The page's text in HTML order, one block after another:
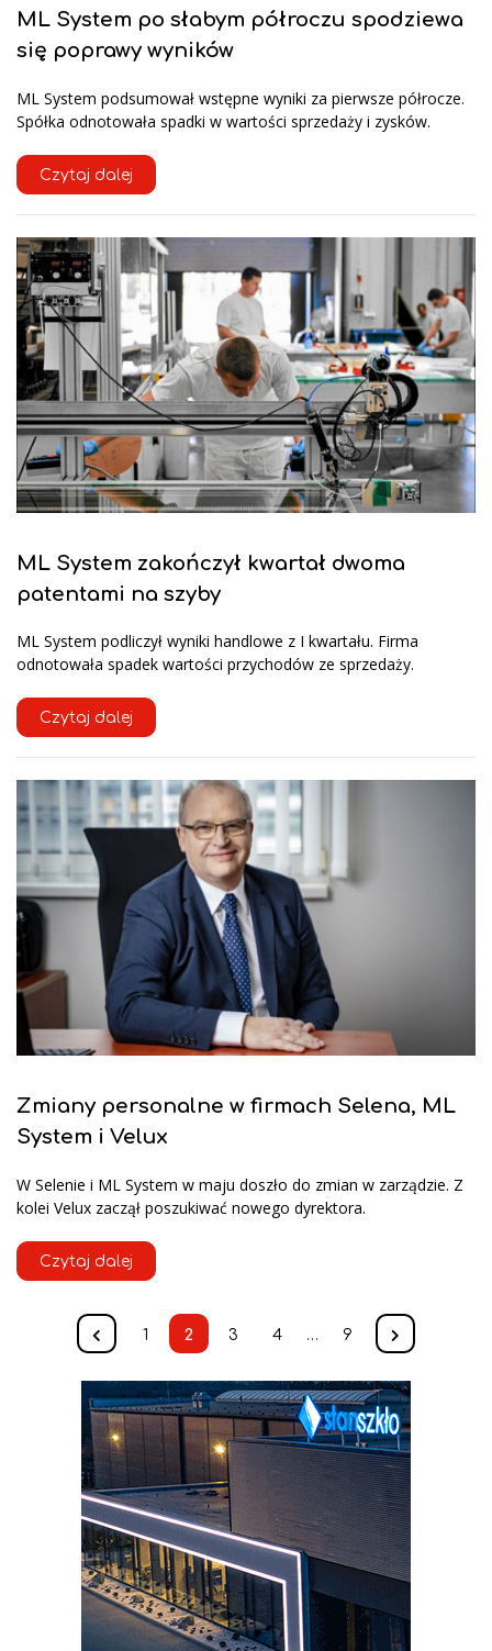
ML System po słabym półroczu spodziewa
się poprawy wyników
ML System podsumował wstępne wyniki za pierwsze półrocze.
Spółka odnotowała spadki w wartości sprzedaży i zysków.
Czytaj dalej
ML System zakończył kwartał dwoma
patentami na szyby
ML System podliczył wyniki handlowe z I kwartału. Firma
odnotowała spadek wartości przychodów ze sprzedaży.
Czytaj dalej
Zmiany personalne w firmach Selena, ML
System i Velux
W Selenie i ML System w maju doszło do zmian w zarządzie. Z
kolei Velux zaczął poszukiwać nowego dyrektora.
Czytaj dalej
1 2 3 4 … 9